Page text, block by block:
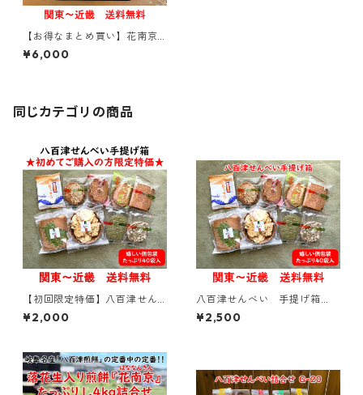
【お得なまとめ買い】花南京
(落花せんべい)14枚入り × 20
袋【関東～関西 送料無料】
¥6,000
同じカテゴリの商品
【初回限定特価】八百津せん
べい 手提げ箱 【初めての
方にオススメ】【色々なお煎
¥2,000
八百津せんべい 手提げ箱
【贈答用・ギフトにおすす
め】【熨斗対応可能】
¥2,500